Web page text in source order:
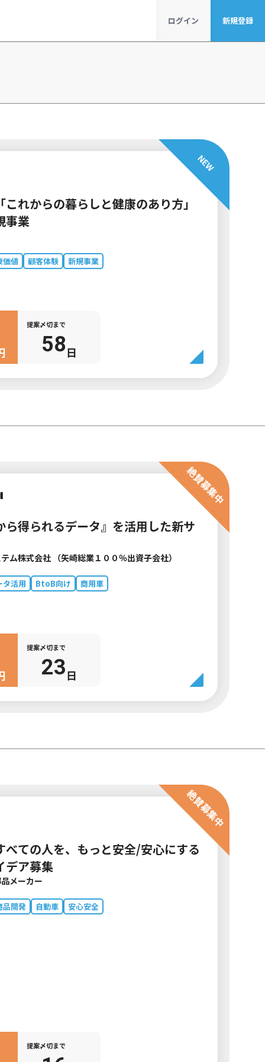
ログイン 新規登録
れからの暮らしと健康のあり方」
事業
価値 顧客体験 新規事業
提案〆切まで
58日
NEW
ら得られるデータ』を活用した新サ
ム株式会社 （矢崎総業１００％出資子会社）
タ活用 BtoB向け 商用車
提案〆切まで
23日
絶賛募集中
べての人を、もっと安全/安心にする
デア募集
メーカー
品開発 自動車 安心安全
絶賛募集中